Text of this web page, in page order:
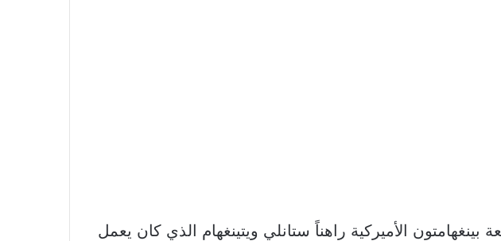
الأميركية راهناً ستانلي ويتينغهام الذي كان يعمل